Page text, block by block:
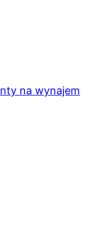
na wynajem